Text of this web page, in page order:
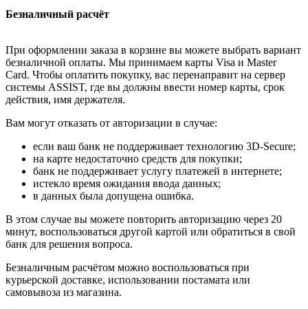
Безналичный расчёт
При оформлении заказа в корзине вы можете выбрать вариант
безналичной оплаты. Мы принимаем карты Visa и Master
Card. Чтобы оплатить покупку, вас перенаправит на сервер
системы ASSIST, где вы должны ввести номер карты, срок
действия, имя держателя.
Вам могут отказать от авторизации в случае:
если ваш банк не поддерживает технологию 3D-Secure;
на карте недостаточно средств для покупки;
банк не поддерживает услугу платежей в интернете;
истекло время ожидания ввода данных;
в данных была допущена ошибка.
В этом случае вы можете повторить авторизацию через 20
минут, воспользоваться другой картой или обратиться в свой
банк для решения вопроса.
Безналичным расчётом можно воспользоваться при
курьерской доставке, использовании постамата или
самовывоза из магазина.